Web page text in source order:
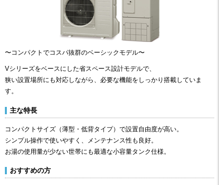
〜コンパクトでコスパ抜群のベーシックモデル〜
Vシリーズをベースにした省スペース設計モデルで、
狭い設置場所にも対応しながら、必要な機能をしっかり搭載していま
す。
主な特長
コンパクトサイズ（薄型・低背タイプ）で設置自由度が高い。
シンプル操作で使いやすく、メンテナンス性も良好。
お湯の使用量が少ない世帯にも最適な小容量タンク仕様。
おすすめの方